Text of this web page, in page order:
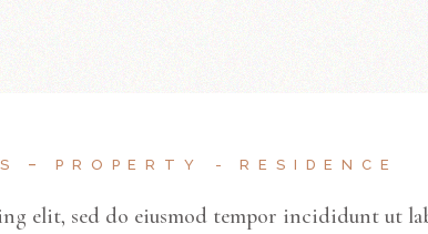
PROPERTY RESIDENCE
elit, sed do eiusmod tempor incididunt ut